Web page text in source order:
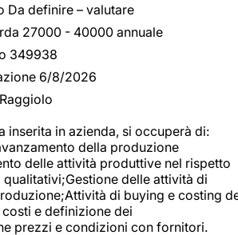
Da definire – valutare
27000 - 40000 annuale
349938
6/8/2026
inserita in azienda, si occuperà di:
della produzione
delle attività produttive nel rispetto
delle attività di
di buying e costing
e definizione dei
prezzi e condizioni con fornitori.